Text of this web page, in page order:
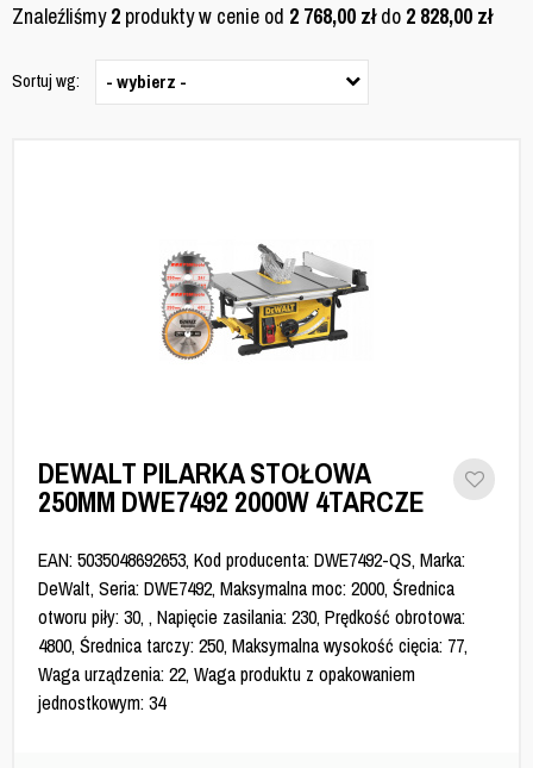
Znaleźliśmy2 produkty w cenie od 2 768,00 złdo 2 828,00 zł
Sortuj wg: - wybierz -
DEWALT PILARKA STOŁOWA
250MM DWE7492 2000W 4TARCZE
EAN: 5035048692653, Kod producenta: DWE7492-QS, Marka:
DeWalt, Seria: DWE7492, Maksymalna moc: 2000, Średnica
otworu piły: 30, , Napięcie zasilania: 230, Prędkość obrotowa:
4800, Średnica tarczy: 250, Maksymalna wysokość cięcia: 77,
Waga urządzenia: 22, Waga produktu z opakowaniem
jednostkowym: 34